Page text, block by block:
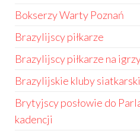
Bokserzy Warty Poznań
Brazylijscy piłkarze
Brazylijscy piłkarze na
Brazylijskie kluby
Brytyjscy posłowie do
kadencji